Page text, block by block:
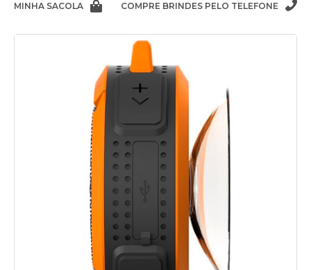
MINHA SACOLA COMPRE BRINDES PELO TELEFONE